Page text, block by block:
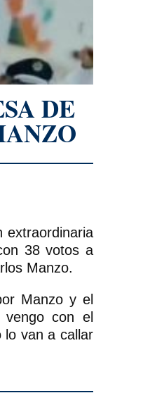
DE
extraordinaria
38 votos a
Manzo.
Manzo y el
vengo con el
lo van a callar